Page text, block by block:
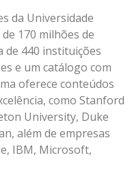
da Universidade
170 milhões de
de 440 instituições
e um catálogo com
oferece conteúdos
como Stanford
University, Duke
além de empresas
IBM, Microsoft,